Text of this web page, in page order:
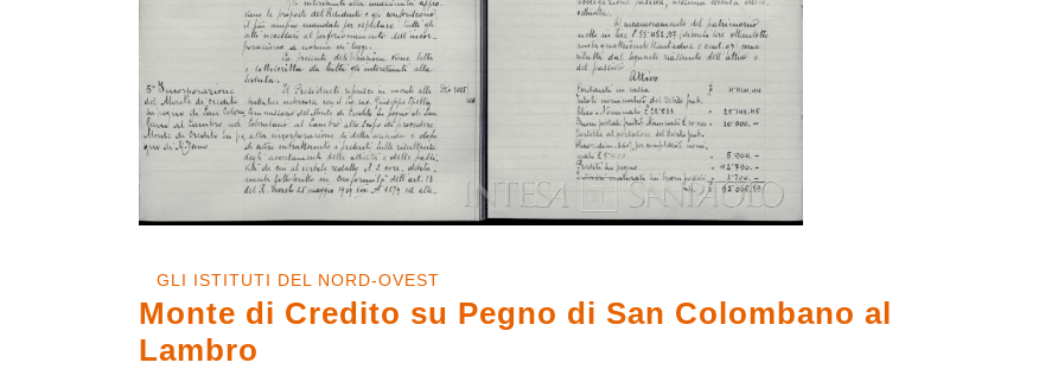
GLI ISTITUTI DEL NORD-OVEST
Monte di Credito su Pegno di San Colombano al
Lambro